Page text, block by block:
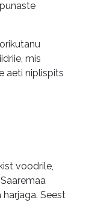
mis
aeti niplispits
voodrile,
Seest